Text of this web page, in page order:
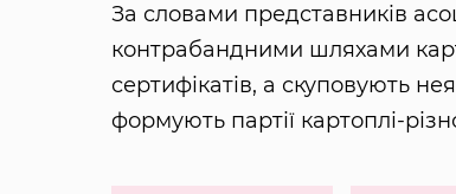
За словами представників
контрабандними шляхами
сертифікатів, а скуповують
формують партії картоплі-